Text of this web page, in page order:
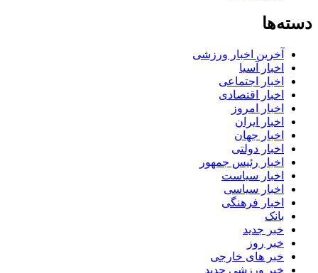
دسته‌ها
آخرین اخبار ورزشی
اخبار آسیا
اخبار اجتماعی
اخبار اقتصادی
اخبار امروز
اخبار ایران
اخبار جهان
اخبار دولتی
اخبار رئیس جمهور
اخبار سیاست
اخبار سیاسی
اخبار فرهنگی
بانک
خبر جدید
خبر روز
خبر های خارجی
خبر ورزشی جدید